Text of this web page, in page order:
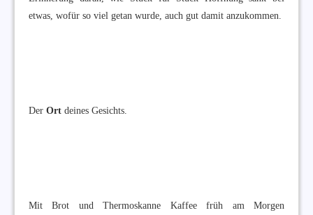
etwas, wofür so viel getan wurde, auch gut damit anzukommen.
Der Ort deines Gesichts.
Mit Brot und Thermoskanne Kaffee früh am Morgen